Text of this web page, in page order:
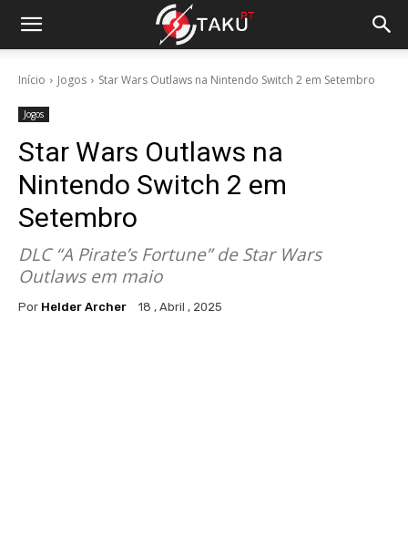
Início Jogos Star Wars Outlaws na Nintendo Switch 2 em Setembro
Jogos
Star Wars Outlaws na
Nintendo Switch 2 em
Setembro
DLC “A Pirate’s Fortune” de Star Wars
Outlaws em maio
Por Helder Archer 18 , Abril , 2025